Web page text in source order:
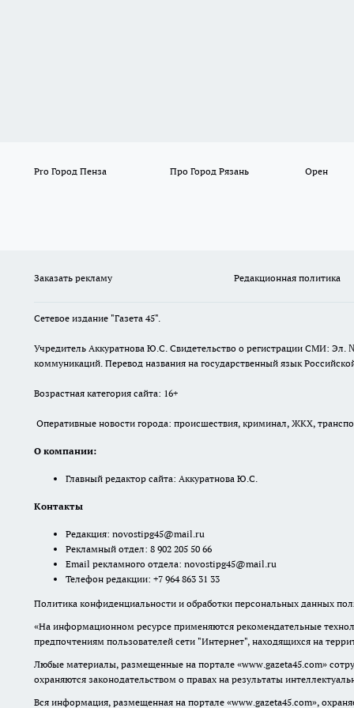
Pro Город Пенза Про Город Рязань Орен
Заказать рекламу Редакционная политика
Сетевое издание "Газета 45".
Учредитель Аккуратнова Ю.С. Свидетельство о регистрации СМИ: Эл.
коммуникаций. Перевод названия на государственный язык
Возрастная категория сайта: 16+
Оперативные новости города: происшествия, криминал, ЖКХ,
О компании:
Главный редактор сайта: Аккуратнова Ю.С.
Контакты
Редакция: novostipg45@mail.ru
Рекламный отдел: 8 902 205 50 66
Email рекламного отдела: novostipg45@mail.ru
Телефон редакции: +7 964 863 31 33
Политика конфиденциальности и обработки персональных данных
«На информационном ресурсе применяются рекомендательные
предпочтениям пользователей сети "Интернет", находящихся на
Любые материалы, размещенные на портале «www.gazeta45.com»
охраняются законодательством о правах на результаты
Вся информация, размещенная на портале «www.gazeta45.com»,